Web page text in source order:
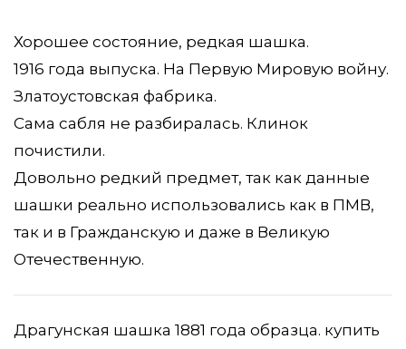
Хорошее состояние, редкая шашка.
1916 года выпуска. На Первую Мировую войну.
Златоустовская фабрика.
Сама сабля не разбиралась. Клинок
почистили.
Довольно редкий предмет, так как данные
шашки реально использовались как в ПМВ,
так и в Гражданскую и даже в Великую
Отечественную.
Драгунская шашка 1881 года образца. купить